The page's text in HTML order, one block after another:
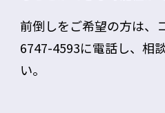
前倒しをご希望の方は、
6747-4593に電話し、相
い。